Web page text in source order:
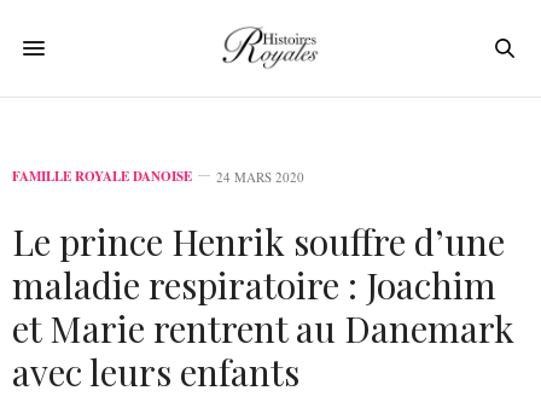
FAMILLE ROYALE DANOISE 24 MARS 2020
Le prince Henrik souffre d’une
maladie respiratoire : Joachim
et Marie rentrent au Danemark
avec leurs enfants